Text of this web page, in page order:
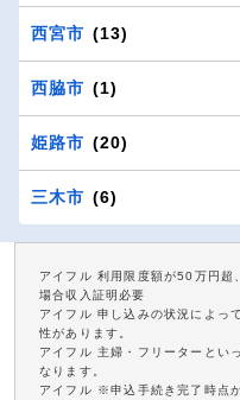
西宮市 (13)
西脇市 (1)
姫路市 (20)
三木市 (6)
アイフル 利用限度額が50万円
場合収入証明必要
アイフル 申し込みの状況によっ
性があります。
アイフル 主婦・フリーターとい
なります。
アイフル ※申込手続き完了時点